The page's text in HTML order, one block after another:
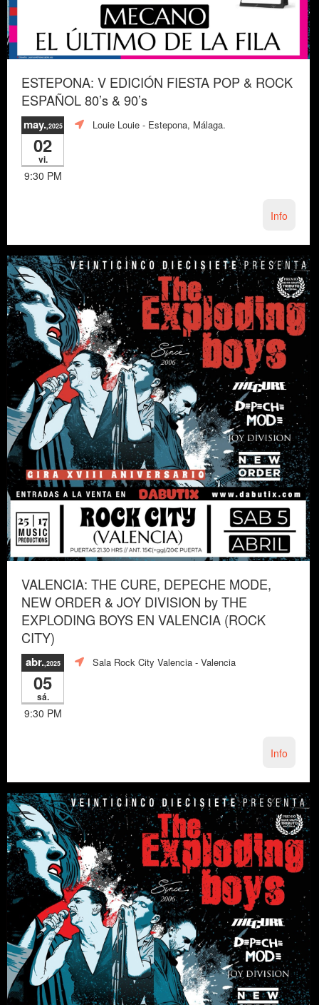
ESTEPONA: V EDICIÓN FIESTA POP & ROCK
ESPAÑOL 80’s & 90’s
may.,2025
02
vi.
9:30 PM
Louie Louie - Estepona, Málaga.
Info
VALENCIA: THE CURE, DEPECHE MODE,
NEW ORDER & JOY DIVISION by THE
EXPLODING BOYS EN VALENCIA (ROCK
CITY)
abr.,2025
05
sá.
9:30 PM
Sala Rock City Valencia - Valencia
Info